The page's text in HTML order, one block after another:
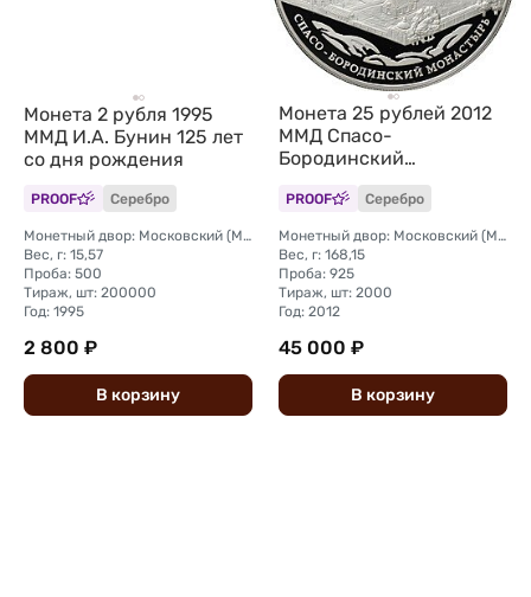
Монета 2 рубля 1995
ММД И.А. Бунин 125 лет
со дня рождения
PROOF Серебро
Монетный двор: Московский (ММД)
Вес, г: 15,57
Проба: 500
Тираж, шт: 200000
Год: 1995
2 800 ₽
В корзину
Монета 25 рублей 2012
ММД Спасо-
Бородинский
монастырь
PROOF Серебро
Монетный двор: Московский (ММД)
Вес, г: 168,15
Проба: 925
Тираж, шт: 2000
Год: 2012
45 000 ₽
В корзину